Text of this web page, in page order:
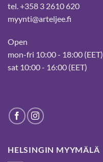
tel. +358 3 2610 620
myynti@arteljee.fi
Open
mon-fri 10:00 - 18:00 (EET)
sat 10:00 - 16:00 (EET)
HELSINGIN MYYMÄLÄ